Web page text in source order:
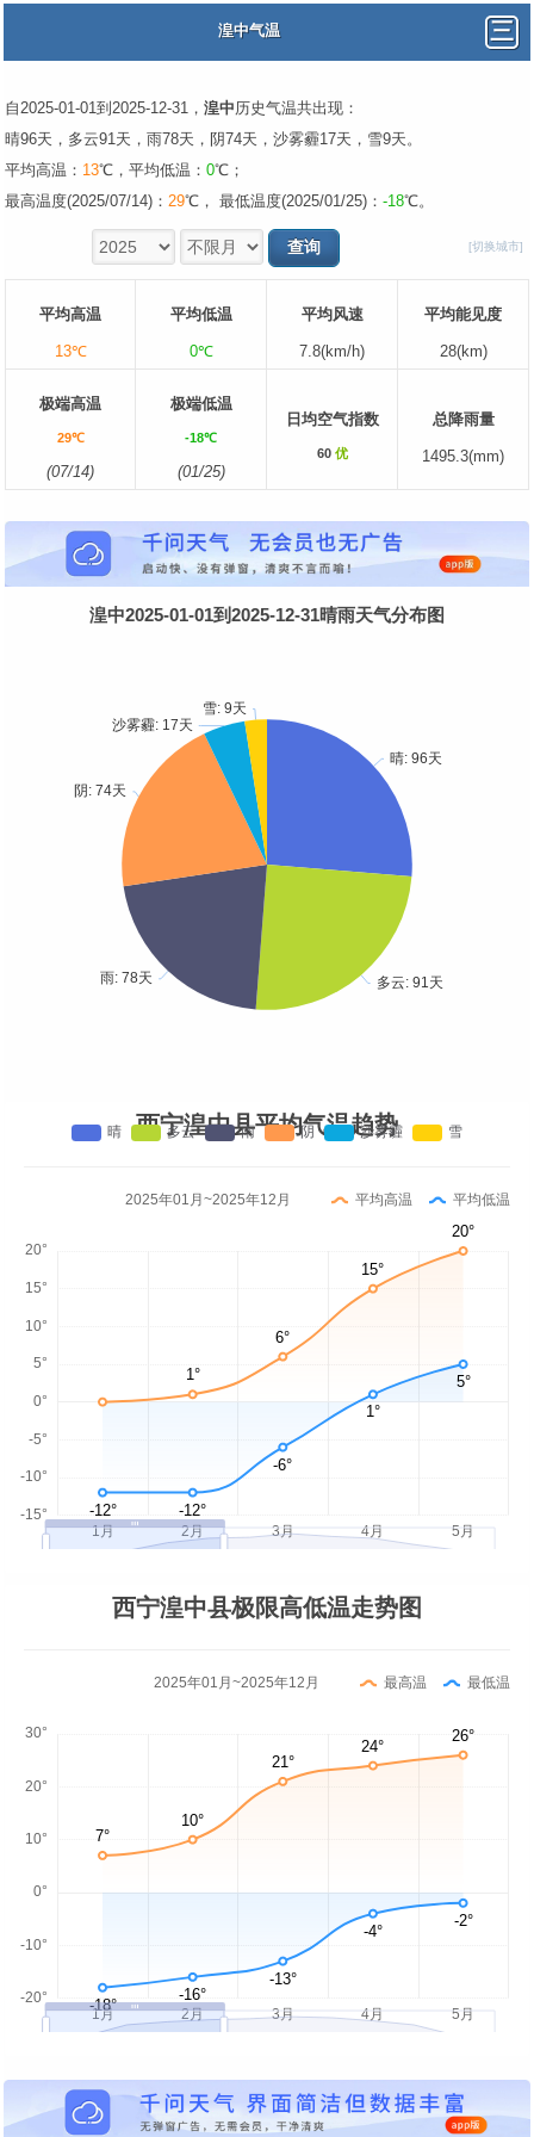
湟中气温
自2025-01-01到2025-12-31， 湟中历史气温共出现：
晴96天，多云91天，雨78天，阴74天，沙雾霾17天，雪9天。
平均高温： 13℃，平均低温： 0℃；
最高温度(2025/07/14)： 29℃， 最低温度(2025/01/25)： -18℃。
[切换城市]
平均高温
13℃
平均低温
0℃
平均风速
7.8(km/h)
平均能见度
28(km)
极端高温
29℃
(07/14)
极端低温
-18℃
(01/25)
日均空气指数
60 优
总降雨量
1495.3(mm)
湟中2025-01-01到2025-12-31晴雨天气分布图
西宁湟中县平均气温趋势
2025年01月~2025年12月 平均高温 平均低温
西宁湟中县极限高低温走势图
2025年01月~2025年12月 最高温 最低温